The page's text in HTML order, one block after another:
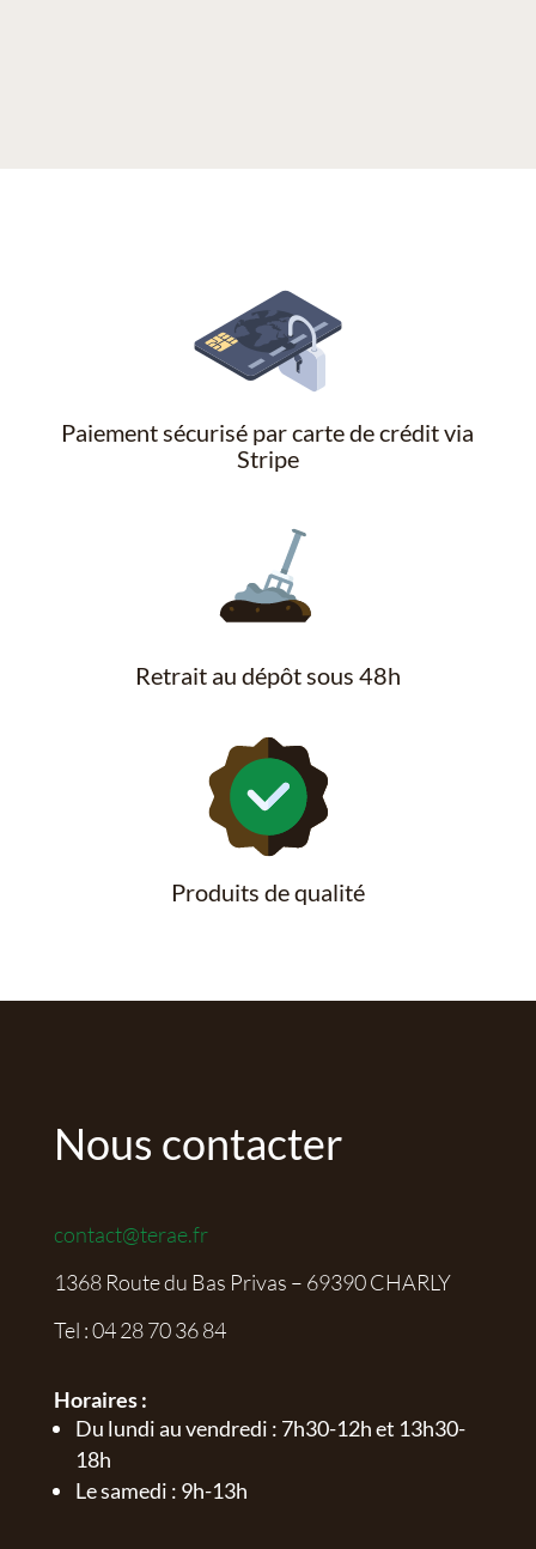
Paiement sécurisé par carte de crédit via
Stripe
Retrait au dépôt sous 48h
Produits de qualité
Nous contacter
contact@terae.fr
1368 Route du Bas Privas – 69390 CHARLY
Tel :04 28 70 36 84
Horaires :
Du lundi au vendredi : 7h30-12h et 13h30-
18h
Le samedi : 9h-13h